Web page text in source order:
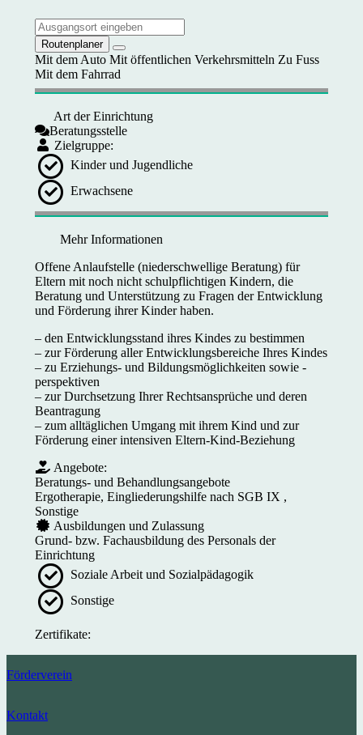
Routenplaner
Mit dem Auto Mit öffentlichen Verkehrsmitteln Zu Fuss
Mit dem Fahrrad
Art der Einrichtung
Beratungsstelle
Zielgruppe:
Kinder und Jugendliche
Erwachsene
Mehr Informationen
Offene Anlaufstelle (niederschwellige Beratung) für
Eltern mit noch nicht schulpflichtigen Kindern, die
Beratung und Unterstützung zu Fragen der Entwicklung
und Förderung ihrer Kinder haben.
– den Entwicklungsstand ihres Kindes zu bestimmen
– zur Förderung aller Entwicklungsbereiche Ihres Kindes
– zu Erziehungs- und Bildungsmöglichkeiten sowie -
perspektiven
– zur Durchsetzung Ihrer Rechtsansprüche und deren
Beantragung
– zum alltäglichen Umgang mit ihrem Kind und zur
Förderung einer intensiven Eltern-Kind-Beziehung
Angebote:
Beratungs- und Behandlungsangebote
Ergotherapie, Eingliederungshilfe nach SGB IX ,
Sonstige
Ausbildungen und Zulassung
Grund- bzw. Fachausbildung des Personals der
Einrichtung
Soziale Arbeit und Sozialpädagogik
Sonstige
Zertifikate:
Förderverein
Kontakt